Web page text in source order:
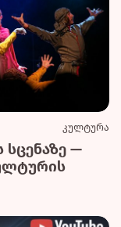
კულტურა
სცენაზე —